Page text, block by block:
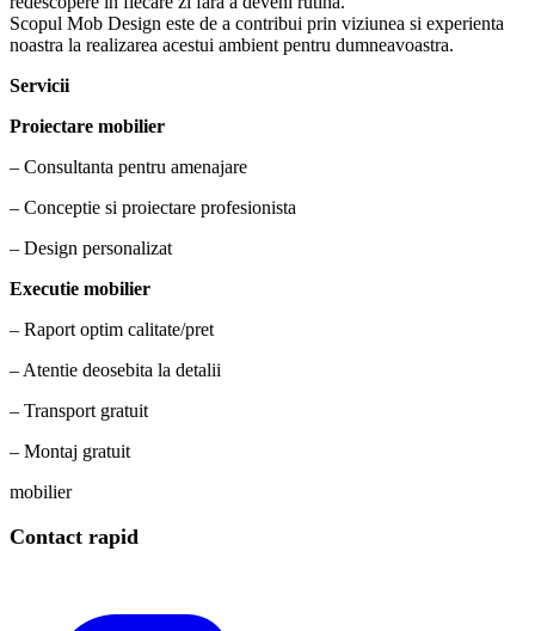
Scopul Mob Design este de a contribui prin viziunea si experienta
noastra la realizarea acestui ambient pentru dumneavoastra.
Servicii
Proiectare mobilier
– Consultanta pentru amenajare
– Conceptie si proiectare profesionista
– Design personalizat
Executie mobilier
– Raport optim calitate/pret
– Atentie deosebita la detalii
– Transport gratuit
– Montaj gratuit
mobilier
Contact rapid